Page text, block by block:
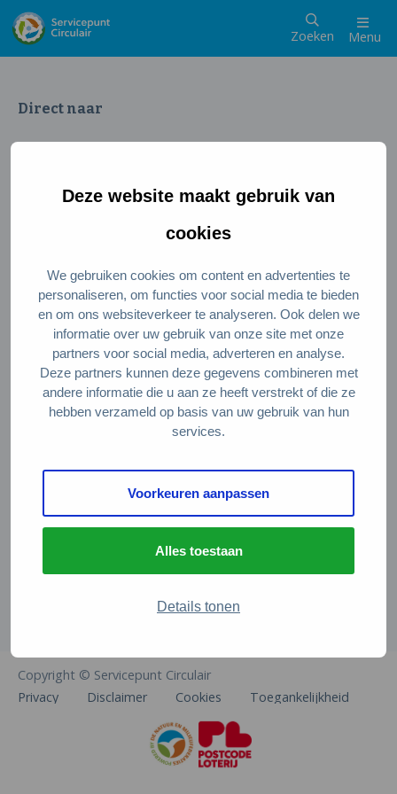
Deze website maakt gebruik van
cookies
We gebruiken cookies om content en advertenties te
personaliseren, om functies voor social media te bieden
en om ons websiteverkeer te analyseren. Ook delen we
informatie over uw gebruik van onze site met onze
partners voor social media, adverteren en analyse.
Deze partners kunnen deze gegevens combineren met
andere informatie die u aan ze heeft verstrekt of die ze
hebben verzameld op basis van uw gebruik van hun
services.
Voorkeuren aanpassen
Alles toestaan
Details tonen
Zoeken Menu
Direct naar
Wat is een circulaire samenleving
Meedoen als ondernemer
Circulaire producten en diensten
Wie zijn wij?
Over ons
Stel je vraag
Servicepunt Team
Veelgestelde vragen
De Natuur en Milieufederaties
Arthur van Schendelstraat 600
info@natuurenmilieufederaties.nl
Copyright © Servicepunt Circulair
Privacy
Disclaimer Cookies Toegankelijkheid